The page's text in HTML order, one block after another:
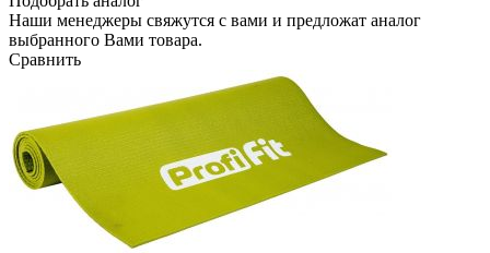
Наши менеджеры свяжутся с вами и предложат аналог
выбранного Вами товара.
Сравнить